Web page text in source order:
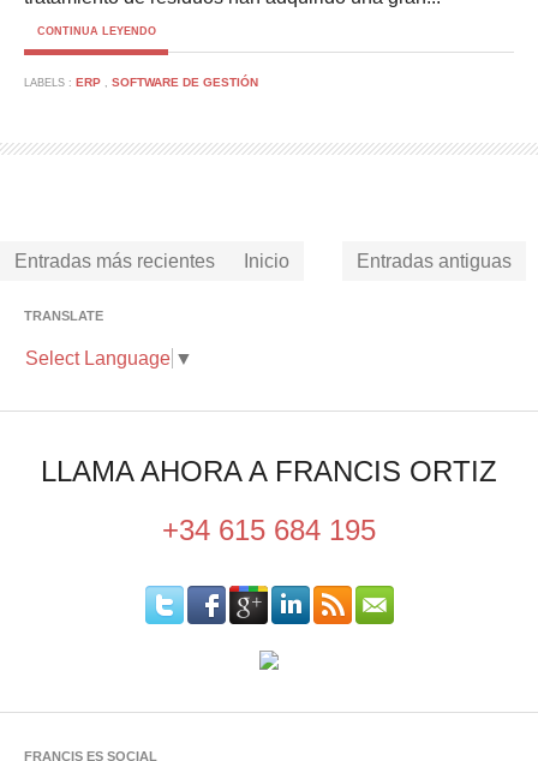
CONTINUA LEYENDO
LABELS : ERP , SOFTWARE DE GESTIÓN
Entradas más recientes Entradas antiguas
Inicio
TRANSLATE
Select Language ▼
LLAMA AHORA A FRANCIS ORTIZ
+34 615 684 195
FRANCIS ES SOCIAL